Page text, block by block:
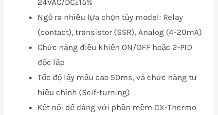
24VAC/DC±15%
Ngỏ ra nhiều lựa chọn tùy model: Relay
(contact), transistor (SSR), Analog (4-20mA)
Chức năng điều khiển ON/OFF hoặc 2-PID
độc lập
Tốc độ lấy mẩu cao 50ms, và chức năng tự
hiệu chỉnh (Self-turning)
Kết nối dể dàng với phần mềm CX-Thermo